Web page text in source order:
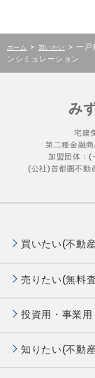
ホーム > 買いたい > 一戸
ンシミュレーション
み
宅建
第二種金融
加盟団体：
(公社)首都圏不動
買いたい(不動
売りたい(無料
投資用・事業用
知りたい(不動